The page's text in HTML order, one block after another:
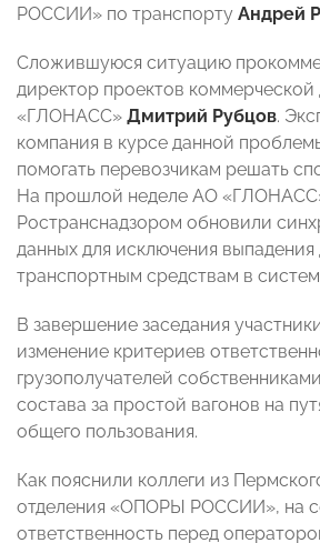
РОССИИ» по транспорту Андрей
Сложившуюся ситуацию
директор проектов
«ГЛОНАСС» Дмитрий Рубцов.
компания в курсе данной
помогать перевозчикам решать
На прошлой неделе АО
Ространснадзором обновили
данных для исключения выпадения
транспортным средствам в
В завершение заседания
изменение критериев
грузополучателей
состава за простой вагонов на
общего пользования.
Как пояснили коллеги из
отделения «ОПОРЫ РОССИИ», на
ответственность перед